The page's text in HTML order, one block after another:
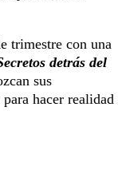
trimestre con una
detrás del
sus
hacer realidad